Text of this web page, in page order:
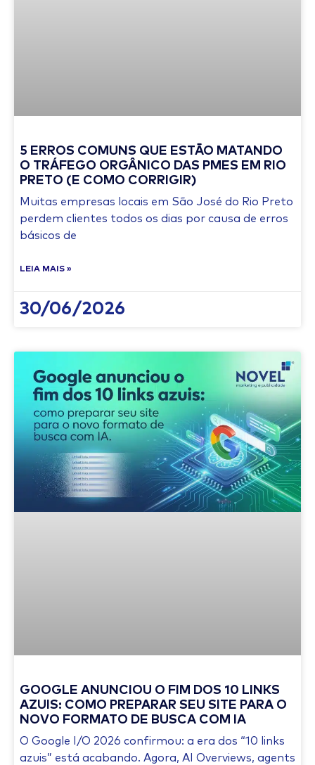
5 ERROS COMUNS QUE ESTÃO MATANDO
O TRÁFEGO ORGÂNICO DAS PMES EM RIO
PRETO (E COMO CORRIGIR)
Muitas empresas locais em São José do Rio Preto
perdem clientes todos os dias por causa de erros
básicos de
LEIA MAIS »
30/06/2026
GOOGLE ANUNCIOU O FIM DOS 10 LINKS
AZUIS: COMO PREPARAR SEU SITE PARA O
NOVO FORMATO DE BUSCA COM IA
O Google I/O 2026 confirmou: a era dos “10 links
azuis” está acabando. Agora, AI Overviews, agents